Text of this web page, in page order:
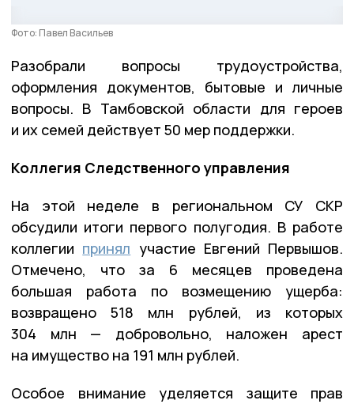
Фото: Павел Васильев
Разобрали вопросы трудоустройства,
оформления документов, бытовые и личные
вопросы. В Тамбовской области для героев
и их семей действует 50 мер поддержки.
Коллегия Следственного управления
На этой неделе в региональном СУ СКР
обсудили итоги первого полугодия. В работе
коллегии принял участие Евгений Первышов.
Отмечено, что за 6 месяцев проведена
большая работа по возмещению ущерба:
возвращено 518 млн рублей, из которых
304 млн — добровольно, наложен арест
на имущество на 191 млн рублей.
Особое внимание уделяется защите прав